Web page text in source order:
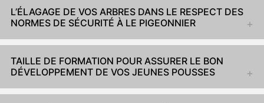
L’ÉLAGAGE DE VOS ARBRES DANS LE RESPECT DES
NORMES DE SÉCURITÉ À LE PIGEONNIER
TAILLE DE FORMATION POUR ASSURER LE BON
DÉVELOPPEMENT DE VOS JEUNES POUSSES